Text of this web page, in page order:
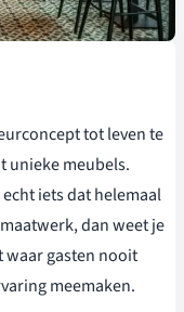
tot leven te
unieke meubels.
iets dat helemaal
dan weet je
waar gasten nooit
meemaken.